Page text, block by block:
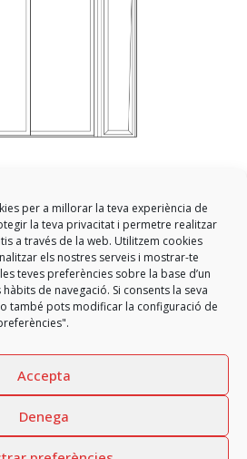
per a millorar la teva experiència de
la teva privacitat i permetre realitzar
a través de la web. Utilitzem cookies
els nostres serveis i mostrar-te
teves preferències sobre la base d’un
de navegació. Si consents la seva
també pots modificar la configuració de
Accepta
Denega
2026 - All rights reserved